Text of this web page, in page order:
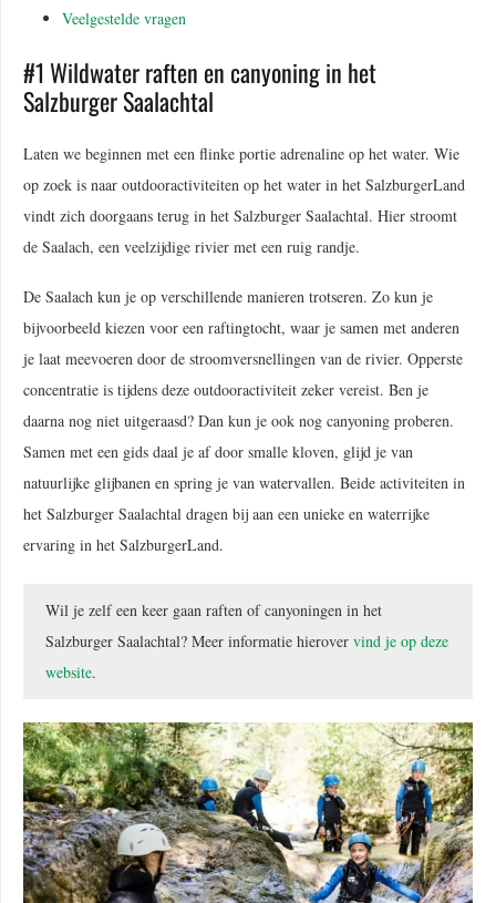
Veelgestelde vragen
#1 Wildwater raften en canyoning in het
Salzburger Saalachtal
Laten we beginnen met een flinke portie adrenaline op het water. Wie
op zoek is naar outdooractiviteiten op het water in het SalzburgerLand
vindt zich doorgaans terug in het Salzburger Saalachtal. Hier stroomt
de Saalach, een veelzijdige rivier met een ruig randje.
De Saalach kun je op verschillende manieren trotseren. Zo kun je
bijvoorbeeld kiezen voor een raftingtocht, waar je samen met anderen
je laat meevoeren door de stroomversnellingen van de rivier. Opperste
concentratie is tijdens deze outdooractiviteit zeker vereist. Ben je
daarna nog niet uitgeraasd? Dan kun je ook nog canyoning proberen.
Samen met een gids daal je af door smalle kloven, glijd je van
natuurlijke glijbanen en spring je van watervallen. Beide activiteiten in
het Salzburger Saalachtal dragen bij aan een unieke en waterrijke
ervaring in het SalzburgerLand.
Wil je zelf een keer gaan raften of canyoningen in het
Salzburger Saalachtal? Meer informatie hierover vind je op deze
website.